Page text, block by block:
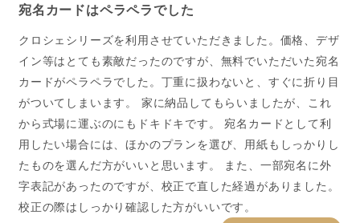
宛名カードはペラペラでした
クロシェシリーズを利用させていただきました。価格、デザ
イン等はとても素敵だったのですが、無料でいただいた宛名
カードがペラペラでした。丁重に扱わないと、すぐに折り目
がついてしまいます。 家に納品してもらいましたが、これ
から式場に運ぶのにもドキドキです。 宛名カードとして利
用したい場合には、ほかのプランを選び、用紙もしっかりし
たものを選んだ方がいいと思います。 また、一部宛名に外
字表記があったのですが、校正で直した経過がありました。
校正の際はしっかり確認した方がいいです。